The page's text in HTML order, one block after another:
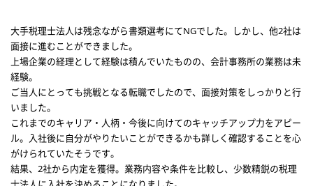
大手税理士法人は残念ながら書類選考にてNGでした。しかし、他2社は
面接に進むことができました。
上場企業の経理として経験は積んでいたものの、会計事務所の業務は未
経験。
ご当人にとっても挑戦となる転職でしたので、面接対策をしっかりと行
いました。
これまでのキャリア・人柄・今後に向けてのキャッチアップ力をアピー
ル。入社後に自分がやりたいことができるかも詳しく確認することを心
がけられていたそうです。
結果、2社から内定を獲得。業務内容や条件を比較し、少数精鋭の税理